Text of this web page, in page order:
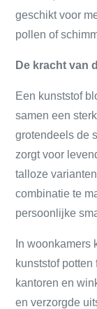
geschikt voor
pollen of
De kracht van
Een kunststof
samen een
grotendeels de
zorgt voor
talloze
combinatie te
persoonlijke
In woonkamers
kunststof
kantoren en
en verzorgde